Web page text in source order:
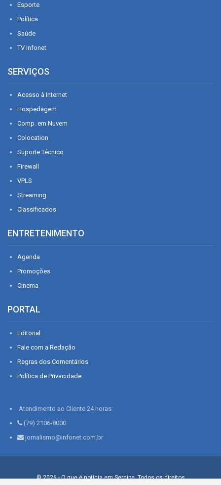
Esporte
Política
Saúde
TV Infonet
SERVIÇOS
Acesso à Internet
Hospedagem
Comp. em Nuvem
Colocation
Suporte Técnico
Firewall
VPLS
Streaming
Classificados
ENTRETENIMENTO
Agenda
Promoções
Cinema
PORTAL
Editorial
Fale com a Redação
Regras dos Comentários
Política de Privacidade
Atendimento ao Cliente 24 horas:
(79) 2106-8000
jornalismo@infonet.com.br
© 2026 - O que é notícia em Sergipe. Todos os direitos